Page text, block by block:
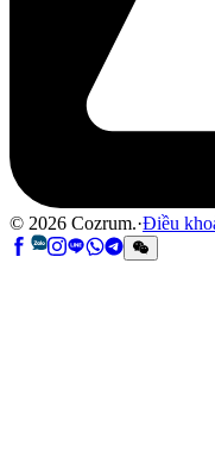
© 2026 Cozrum.·Điều